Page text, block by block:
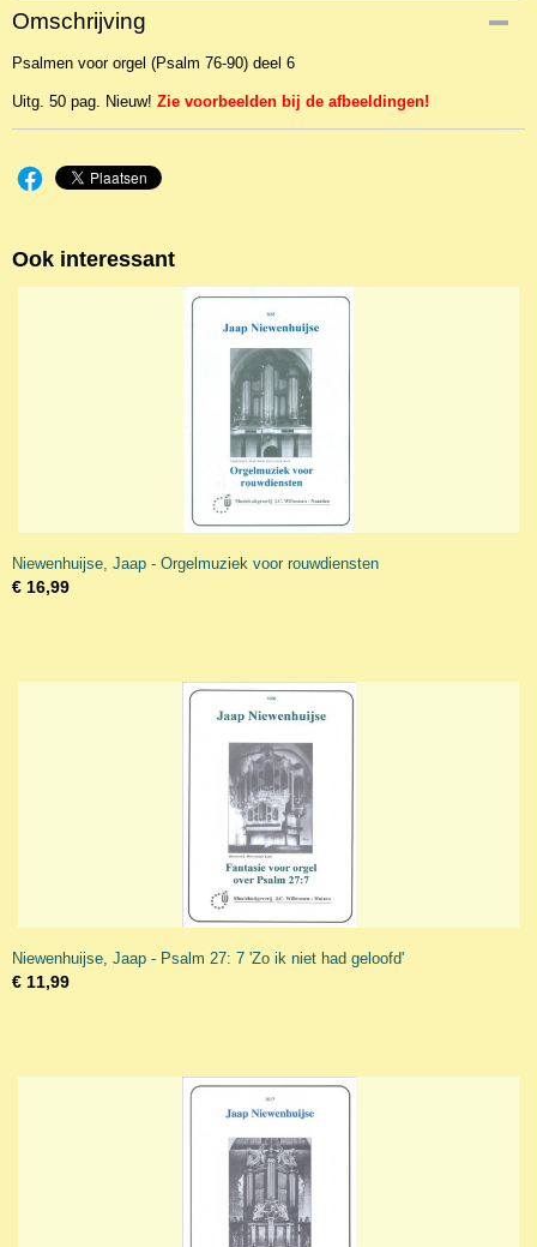
Productcode
NBLNOr-23858
EAN code
Omschrijving
Psalmen voor orgel (Psalm 76-90) deel 6
Uitg. 50 pag. Nieuw! Zie voorbeelden bij de afbeeldingen!
Ook interessant
Niewenhuijse, Jaap - Orgelmuziek voor rouwdiensten
€ 16,99
Niewenhuijse, Jaap - Psalm 27: 7 'Zo ik niet had geloofd'
€ 11,99